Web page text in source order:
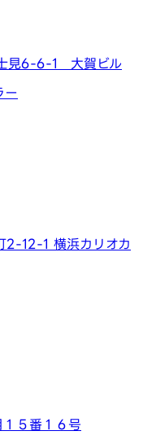
見6-6-1 大賀ビル
ー
2-12-1 横浜カリオカ
５番１６号